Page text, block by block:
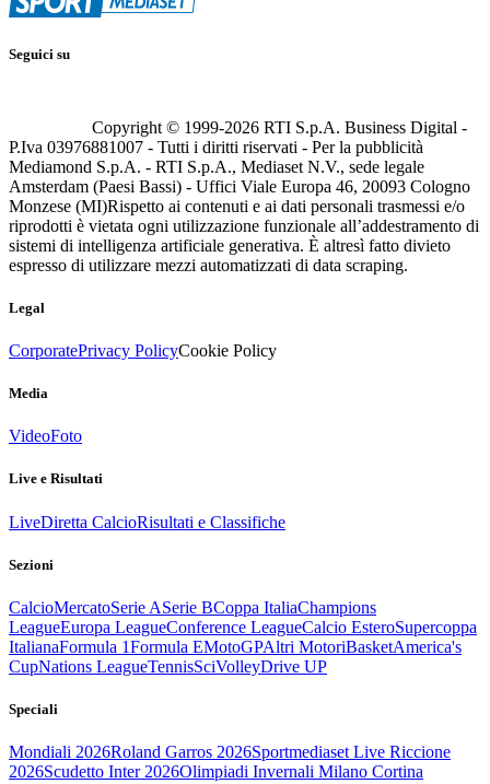
Seguici su
Copyright © 1999-2026 RTI S.p.A. Business Digital -
P.Iva 03976881007 - Tutti i diritti riservati - Per la pubblicità
Mediamond S.p.A. - RTI S.p.A., Mediaset N.V., sede legale
Amsterdam (Paesi Bassi) - Uffici Viale Europa 46, 20093 Cologno
Monzese (MI)Rispetto ai contenuti e ai dati personali trasmessi e/o
riprodotti è vietata ogni utilizzazione funzionale all’addestramento di
sistemi di intelligenza artificiale generativa. È altresì fatto divieto
espresso di utilizzare mezzi automatizzati di data scraping.
Legal
CorporatePrivacy PolicyCookie Policy
Media
VideoFoto
Live e Risultati
LiveDiretta CalcioRisultati e Classifiche
Sezioni
CalcioMercatoSerie ASerie BCoppa ItaliaChampions
LeagueEuropa LeagueConference LeagueCalcio EsteroSupercoppa
ItalianaFormula 1Formula EMotoGPAltri MotoriBasketAmerica's
CupNations LeagueTennisSciVolleyDrive UP
Speciali
Mondiali 2026Roland Garros 2026Sportmediaset Live Riccione
2026Scudetto Inter 2026Olimpiadi Invernali Milano Cortina